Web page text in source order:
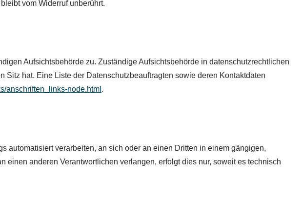
vom Widerruf unberührt.
Aufsichtsbehörde zu. Zuständige Aufsichtsbehörde in datenschutzrechtlichen
hat. Eine Liste der Datenschutzbeauftragten sowie deren Kontaktdaten
anschriften_links-node.html .
automatisiert verarbeiten, an sich oder an einen Dritten in einem gängigen,
anderen Verantwortlichen verlangen, erfolgt dies nur, soweit es technisch